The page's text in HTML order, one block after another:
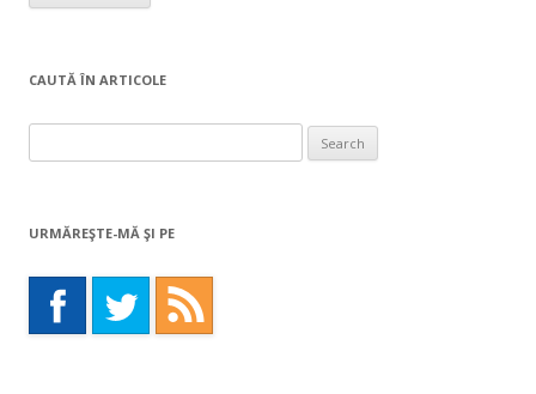
CAUTĂ ÎN ARTICOLE
for:
URMĂREŞTE-MĂ ŞI PE